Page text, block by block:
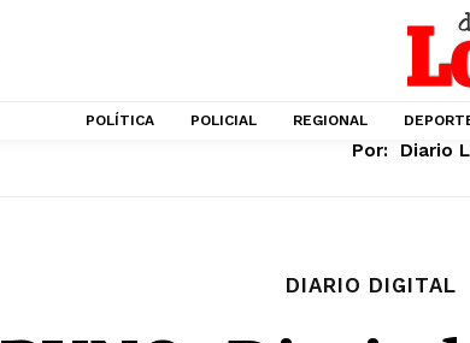
POLÍTICA POLICIAL REGIONAL
Por: Diario
DIARIO DIGITAL